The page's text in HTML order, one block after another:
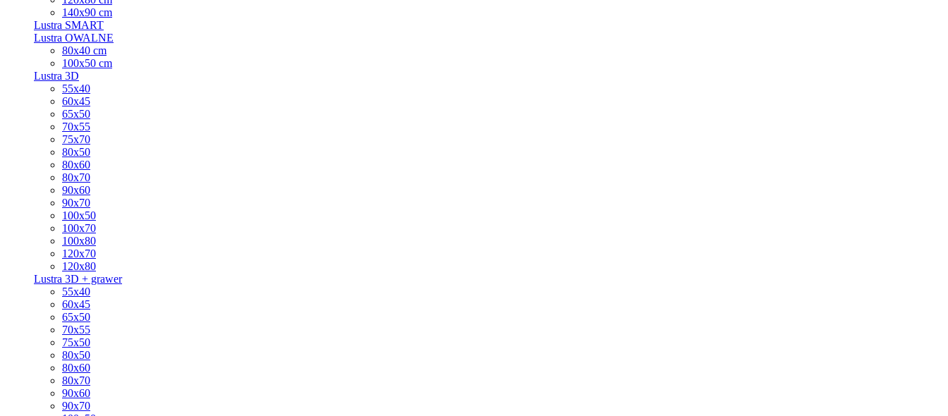
140x90 cm
Lustra SMART
Lustra OWALNE
80x40 cm
100x50 cm
Lustra 3D
55x40
60x45
65x50
70x55
75x70
80x50
80x60
80x70
90x60
90x70
100x50
100x70
100x80
120x70
120x80
Lustra 3D + grawer
55x40
60x45
65x50
70x55
75x50
80x50
80x60
80x70
90x60
90x70